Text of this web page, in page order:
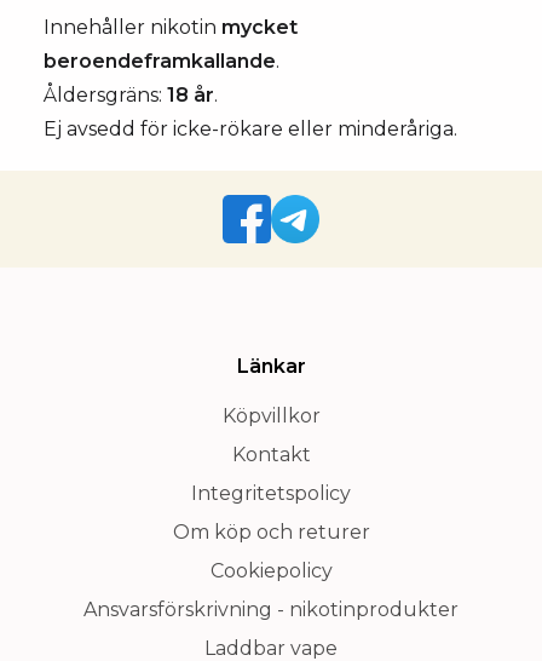
Innehåller nikotin mycket
beroendeframkallande.
Åldersgräns: 18 år.
Ej avsedd för icke-rökare eller minderåriga.
Länkar
Köpvillkor
Kontakt
Integritetspolicy
Om köp och returer
Cookiepolicy
Ansvarsförskrivning - nikotinprodukter
Laddbar vape